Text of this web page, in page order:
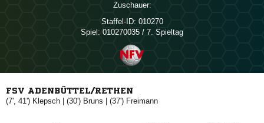
Zuschauer:
Staffel-ID: 010270
Spiel: 010270035 / 7. Spieltag
FSV ADENBÜTTEL/RETHEN
(7', 41')  | (30')  | (37') 